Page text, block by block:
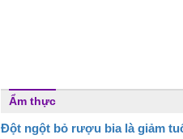
Ẩm thực
Đột ngột bỏ rượu bia là giảm